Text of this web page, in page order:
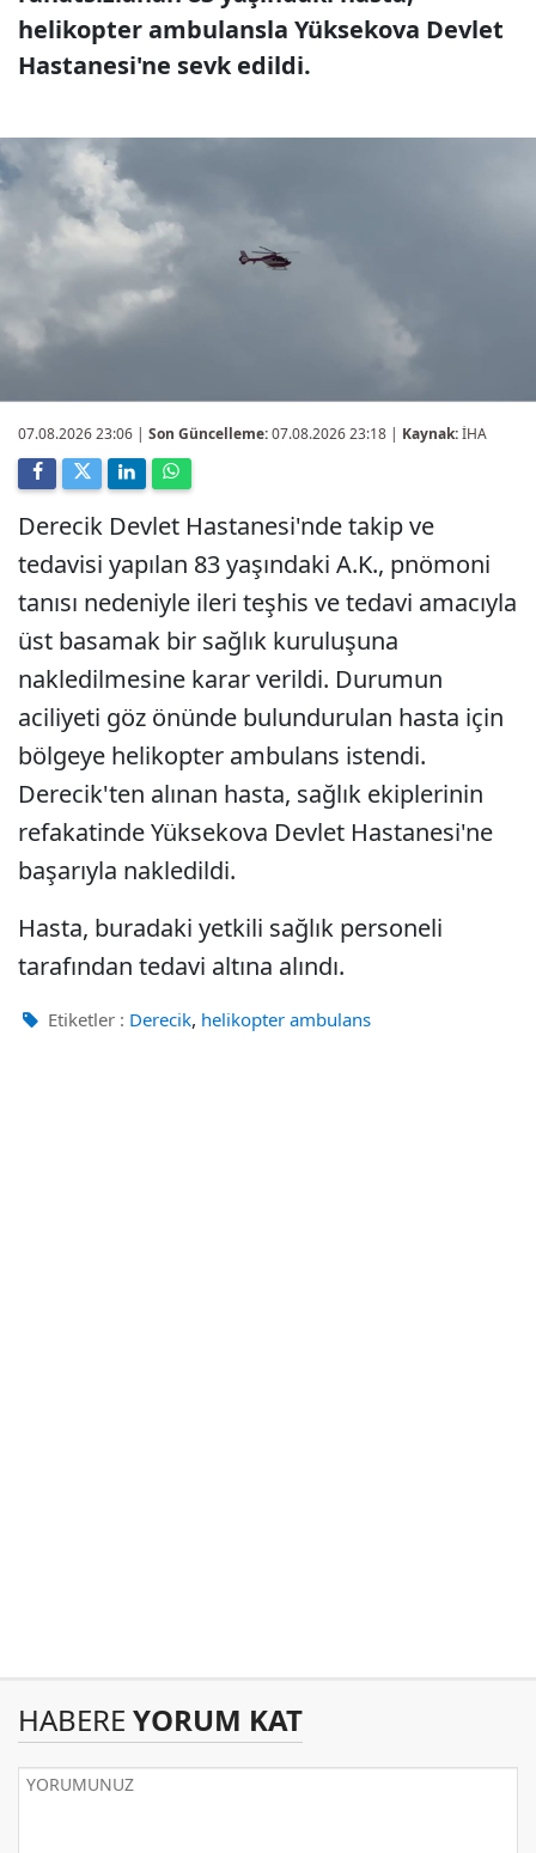
helikopter ambulansla Yüksekova Devlet
Hastanesi'ne sevk edildi.
07.08.2026 23:06 | Son Güncelleme:07.08.2026 23:18 | Kaynak:İHA
Derecik Devlet Hastanesi'nde takip ve
tedavisi yapılan 83 yaşındaki A.K., pnömoni
tanısı nedeniyle ileri teşhis ve tedavi amacıyla
üst basamak bir sağlık kuruluşuna
nakledilmesine karar verildi. Durumun
aciliyeti göz önünde bulundurulan hasta için
bölgeye helikopter ambulans istendi.
Derecik'ten alınan hasta, sağlık ekiplerinin
refakatinde Yüksekova Devlet Hastanesi'ne
başarıyla nakledildi.
Hasta, buradaki yetkili sağlık personeli
tarafından tedavi altına alındı.
Etiketler : Derecik, helikopter ambulans
HABERE YORUM KAT